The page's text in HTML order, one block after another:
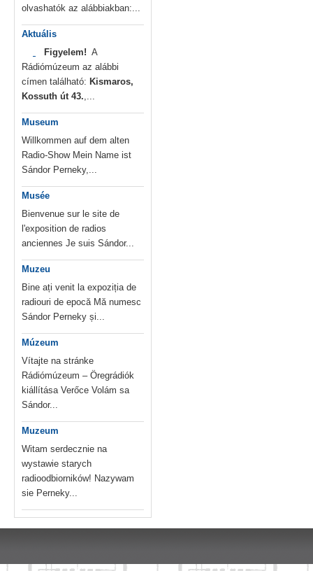
olvashatók az alábbiakban:...
Aktuális
Figyelem! A
Rádiómúzeum az alábbi
címen található: Kismaros,
Kossuth út 43.,...
Museum
Willkommen auf dem alten
Radio-Show Mein Name ist
Sándor Perneky,...
Musée
Bienvenue sur le site de
l'exposition de radios
anciennes Je suis Sándor...
Muzeu
Bine ați venit la expoziția de
radiouri de epocă Mă numesc
Sándor Perneky și...
Múzeum
Vítajte na stránke
Rádiómúzeum – Öregrádiók
kiállítása Verőce Volám sa
Sándor...
Muzeum
Witam serdecznie na
wystawie starych
radioodbiorników! Nazywam
sie Perneky...